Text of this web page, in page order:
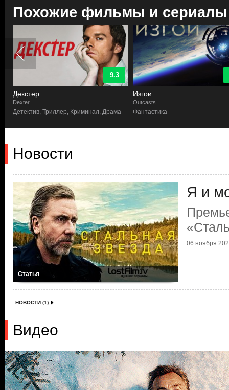
Похожие фильмы и сериалы
9.3
Декстер
Dexter
Детектив, Триллер, Криминал, Драма
Изгои
Outcasts
Фантастика
Новости
Статья
Я и
06 ноября
НОВОСТИ (1)
Видео